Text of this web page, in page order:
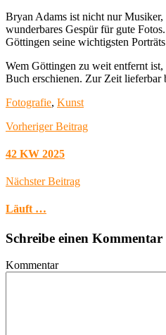
Bryan Adams ist nicht nur Musiker,
wunderbares Gespür für gute
Göttingen seine wichtigsten
Wem Göttingen zu weit entfernt ist,
Buch erschienen. Zur Zeit lieferbar
Fotografie, Kunst
Vorheriger Beitrag
42 KW 2025
Nächster Beitrag
Läuft …
Schreibe einen Kommentar
Kommentar